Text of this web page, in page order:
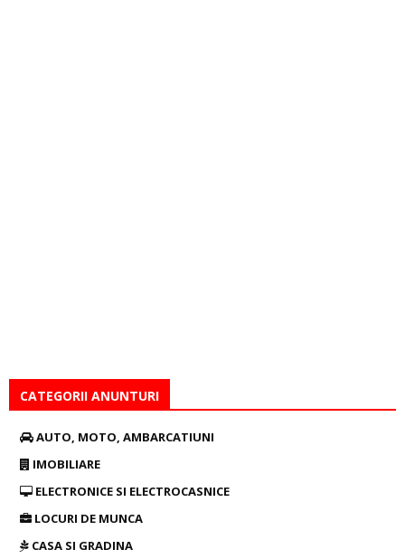
CATEGORII ANUNTURI
AUTO, MOTO, AMBARCATIUNI
IMOBILIARE
ELECTRONICE SI ELECTROCASNICE
LOCURI DE MUNCA
CASA SI GRADINA